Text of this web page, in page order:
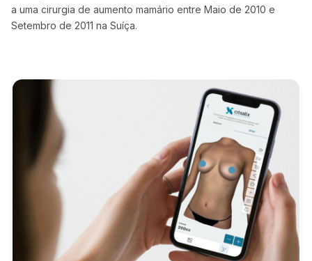
a uma cirurgia de aumento mamário entre Maio de 2010 e
Setembro de 2011 na Suíça.